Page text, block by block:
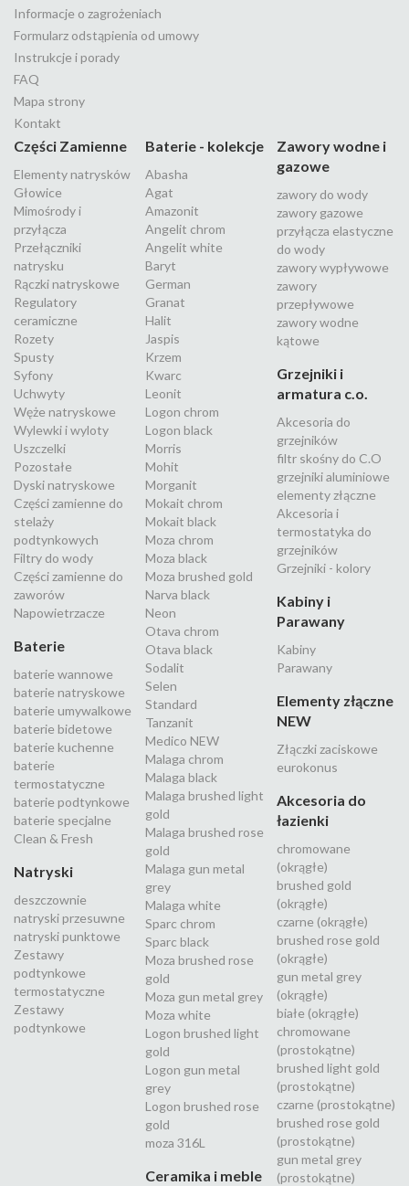
Informacje o zagrożeniach
Formularz odstąpienia od umowy
Instrukcje i porady
FAQ
Mapa strony
Kontakt
Części Zamienne
Elementy natrysków
Głowice
Mimośrody i
przyłącza
Przełączniki
natrysku
Rączki natryskowe
Regulatory
ceramiczne
Rozety
Spusty
Syfony
Uchwyty
Węże natryskowe
Wylewki i wyloty
Uszczelki
Pozostałe
Dyski natryskowe
Części zamienne do
stelaży
podtynkowych
Filtry do wody
Części zamienne do
zaworów
Napowietrzacze
Baterie
baterie wannowe
baterie natryskowe
baterie umywalkowe
baterie bidetowe
baterie kuchenne
baterie
termostatyczne
baterie podtynkowe
baterie specjalne
Clean & Fresh
Natryski
deszczownie
natryski przesuwne
natryski punktowe
Zestawy
podtynkowe
termostatyczne
Zestawy
podtynkowe
Baterie - kolekcje
Abasha
Agat
Amazonit
Angelit chrom
Angelit white
Baryt
German
Granat
Halit
Jaspis
Krzem
Kwarc
Leonit
Logon chrom
Logon black
Morris
Mohit
Morganit
Mokait chrom
Mokait black
Moza chrom
Moza black
Moza brushed gold
Narva black
Neon
Otava chrom
Otava black
Sodalit
Selen
Standard
Tanzanit
Medico NEW
Malaga chrom
Malaga black
Malaga brushed light
gold
Malaga brushed rose
gold
Malaga gun metal
grey
Malaga white
Sparc chrom
Sparc black
Moza brushed rose
gold
Moza gun metal grey
Moza white
Logon brushed light
gold
Logon gun metal
grey
Logon brushed rose
gold
moza 316L
Ceramika i meble
Zawory wodne i
gazowe
zawory do wody
zawory gazowe
przyłącza elastyczne
do wody
zawory wypływowe
zawory
przepływowe
zawory wodne
kątowe
Grzejniki i
armatura c.o.
Akcesoria do
grzejników
filtr skośny do C.O
grzejniki aluminiowe
elementy złączne
Akcesoria i
termostatyka do
grzejników
Grzejniki - kolory
Kabiny i
Parawany
Kabiny
Parawany
Elementy złączne
NEW
Złączki zaciskowe
eurokonus
Akcesoria do
łazienki
chromowane
(okrągłe)
brushed gold
(okrągłe)
czarne (okrągłe)
brushed rose gold
(okrągłe)
gun metal grey
(okrągłe)
białe (okrągłe)
chromowane
(prostokątne)
brushed light gold
(prostokątne)
czarne (prostokątne)
brushed rose gold
(prostokątne)
gun metal grey
(prostokątne)